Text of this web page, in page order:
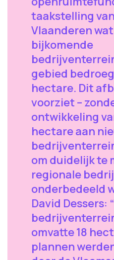
taakstelling
Vlaanderen
bijkomende
gebied
hectare. Dit
voorziet –
ontwikkeling
hectare aan
om duidelijk te
regionale
onderbedeeld
David Dessers:
omvatte 18
plannen